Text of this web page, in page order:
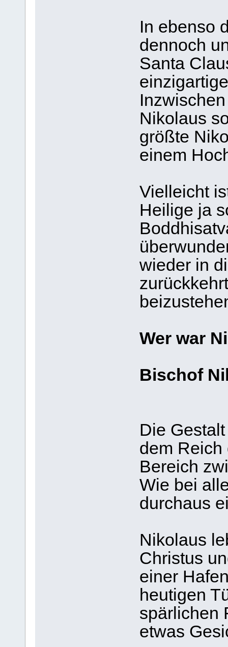
In ebenso
dennoch
Santa
Nikolaus
größte
einem
Vielleicht
Heilige ja
wieder in
Wer war
Bischof
Die
dem Reich
Bereich
Wie bei
durchaus
Nikolaus
Christus
einer
heutigen
spärlichen
etwas